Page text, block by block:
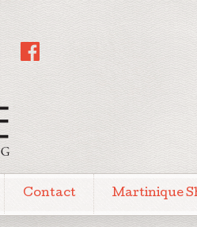
Contact Martinique